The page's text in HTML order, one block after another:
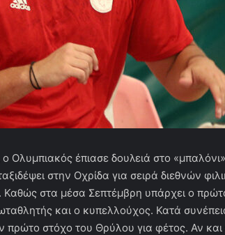
Ολυμπιακός έπιασε δουλειά στο
στην Οχρίδα για σειρά διεθνών
Καθώς στα μέσα Σεπτέμβρη υπάρχει ο
και ο κυπελλούχος. Κατά
πρώτο στόχο του Θρύλου για φέτος. Αν και